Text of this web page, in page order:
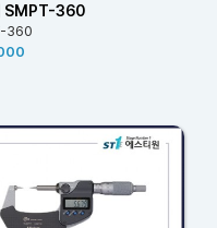
SMPT-360
360